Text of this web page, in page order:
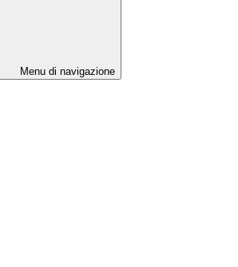
Menu di navigazione